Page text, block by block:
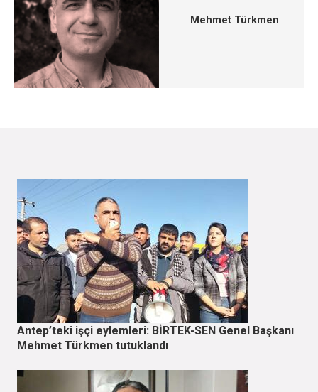
Mehmet Türkmen
Antep’teki işçi eylemleri: BİRTEK-SEN Genel Başkanı
Mehmet Türkmen tutuklandı